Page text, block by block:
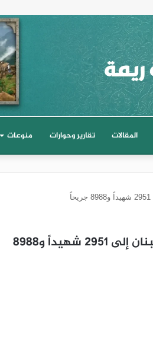
المقالات تقارير وحوارات منوعات
لبنان : ارتفاع حصيلة ضحايا العدوان الإسرائيلي على لبنان إلى 2951 شهيداً و8988